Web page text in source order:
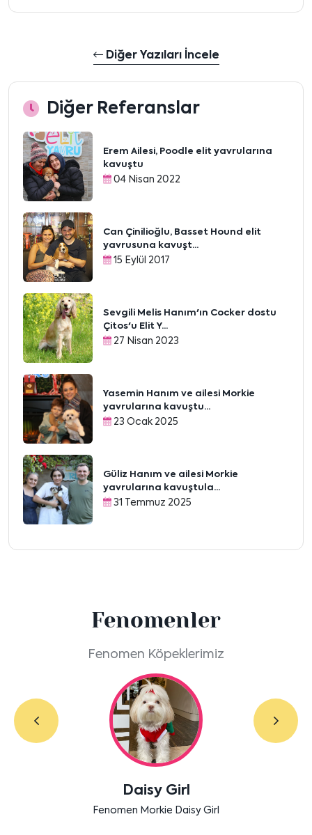
Diğer Yazıları İncele
Diğer Referanslar
Erem Ailesi, Poodle elit yavrularına
kavuştu
04 Nisan 2022
Can Çinilioğlu, Basset Hound elit
yavrusuna kavuşt...
15 Eylül 2017
Sevgili Melis Hanım'ın Cocker dostu
Çitos'u Elit Y...
27 Nisan 2023
Yasemin Hanım ve ailesi Morkie
yavrularına kavuştu...
23 Ocak 2025
Güliz Hanım ve ailesi Morkie
yavrularına kavuştula...
31 Temmuz 2025
Fenomenler
Fenomen Köpeklerimiz
Labradoodle Bruno
Bensu Soral'ın dostu Bruno